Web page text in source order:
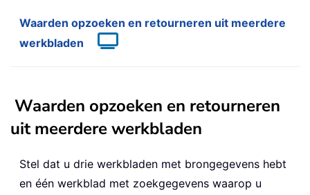
Waarden opzoeken en retourneren uit meerdere
werkbladen
Waarden opzoeken en retourneren
uit meerdere werkbladen
Stel dat u drie werkbladen met brongegevens hebt
en één werkblad met zoekgegevens waarop u